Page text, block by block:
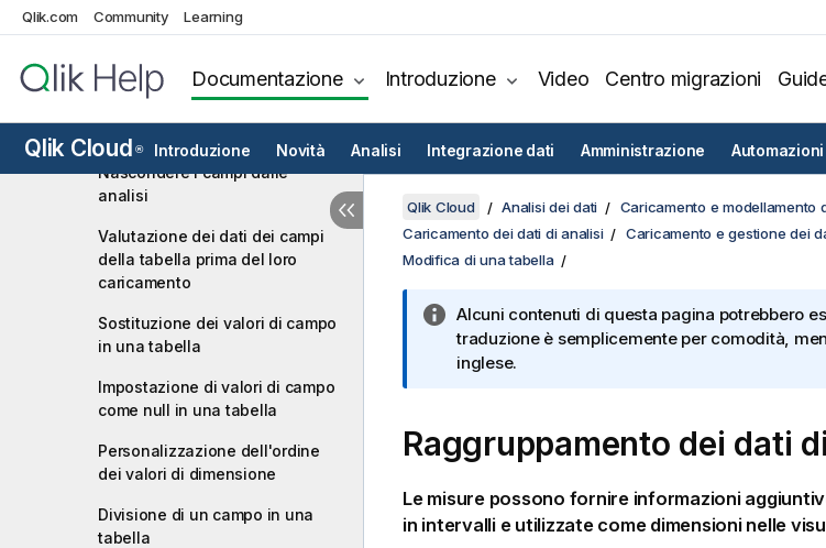
Qlik.com Community Learning
Documentazione Introduzione Video Centro migrazioni
Qlik Cloud ® Introduzione Novità Analisi Integrazione dati Amministrazione Automazioni
Associazione di dati nell'editor
Utilizzo dei campi calcolati
Nascondere i campi dalle
analisi
Valutazione dei dati dei campi
della tabella prima del loro
caricamento
Sostituzione dei valori di campo
in una tabella
Impostazione di valori di campo
come null in una tabella
Personalizzazione dell'ordine
dei valori di dimensione
Divisione di un campo in una
tabella
Qlik Cloud Analisi dei dati
Caricamento e modellamento
Caricamento dei dati di analisi
Caricamento e gestione dei
Modifica di una tabella
Alcuni contenuti di questa pagina potrebbero
traduzione è semplicemente per comodità,
inglese.
Raggruppamento dei dati
Le misure possono fornire informazioni
in intervalli e utilizzate come dimensioninelle